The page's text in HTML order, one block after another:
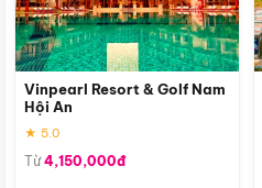
Vinpearl Resort & Golf Nam
Hội An
★ 5.0
Từ4,150,000đ